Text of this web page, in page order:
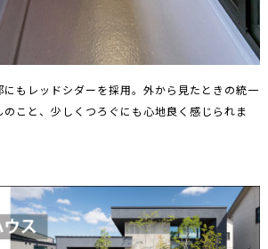
もレッドシダーを採用。外から見たときの統一
こと、少しくつろぐにも心地良く感じられま